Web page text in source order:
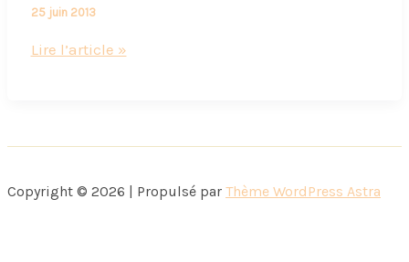
25 juin 2013
Au
Léman
Vevey
Lire l’article »
Copyright © 2026 | Propulsé par Thème WordPress Astra